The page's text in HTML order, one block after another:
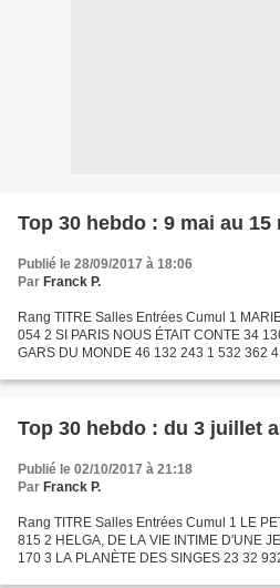
Top 30 hebdo : 9 mai au 15
Publié le 28/09/2017 à 18:06
Par Franck P.
Rang TITRE Salles Entrées Cumul 1
054 2 SI PARIS NOUS ÉTAIT CONTE 34
GARS DU MONDE 46 132 243 1 532 362
Top 30 hebdo : du 3 juillet
Publié le 02/10/2017 à 21:18
Par Franck P.
Rang TITRE Salles Entrées Cumul 1 LE
815 2 HELGA, DE LA VIE INTIME D'UNE
170 3 LA PLANÈTE DES SINGES 23 32